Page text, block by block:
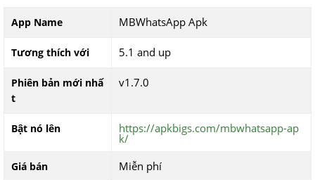
App Name MBWhatsApp Apk
Tương thích với 5.1 and up
Phiên bản mới nhấ
t
v1.7.0
Bật nó lên https://apkbigs.com/mbwhatsapp-ap
k/
Giá bán Miễn phí